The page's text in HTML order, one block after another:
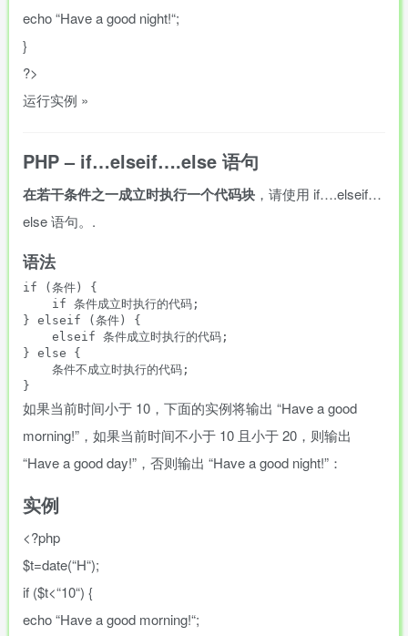
echo“Have a good night!“;
}
?>
运行实例 »
PHP – if…elseif….else 语句
在若干条件之一成立时执行一个代码块 ，请使用 if….elseif…
else 语句。.
语法
if (条件) {
    if 条件成立时执行的代码;
} elseif (条件) {
    elseif 条件成立时执行的代码;
} else {
    条件不成立时执行的代码;
}
如果当前时间小于 10，下面的实例将输出 “Have a good
morning!”，如果当前时间不小于 10 且小于 20，则输出
“Have a good day!”，否则输出 “Have a good night!”：
实例
<?php
$t=date(“H“);
if ($t<“10“) {
echo“Have a good morning!“;